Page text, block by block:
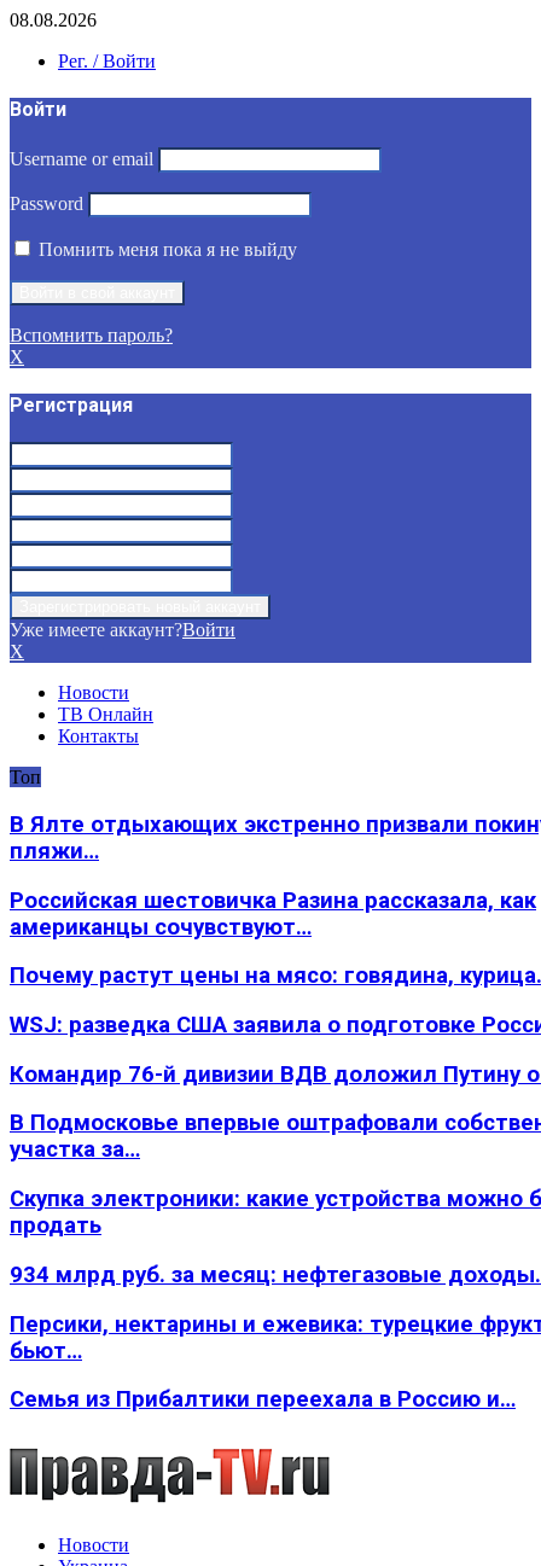
08.08.2026
Рег. / Войти
Войти
Username or email
Password
Помнить меня пока я не выйду
Вспомнить пароль?
X
Регистрация
Уже имеете аккаунт?Войти
X
Новости
ТВ Онлайн
Контакты
Топ
В Ялте отдыхающих экстренно призвали
пляжи…
Российская шестовичка Разина рассказала, как
американцы сочувствуют…
Почему растут цены на мясо: говядина,
WSJ: разведка США заявила о подготовке
Командир 76-й дивизии ВДВ доложил Путину
В Подмосковье впервые оштрафовали
участка за…
Скупка электроники: какие устройства можно
продать
934 млрд руб. за месяц: нефтегазовые
Персики, нектарины и ежевика: турецкие
бьют…
Семья из Прибалтики переехала в Россию и…
Новости